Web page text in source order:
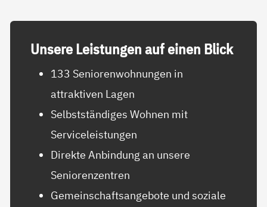
Un­se­re Leis­tun­gen auf ei­nen Blick
133 Seniorenwohnungen in
attraktiven Lagen
Selbstständiges Wohnen mit
Serviceleistungen
Direkte Anbindung an unsere
Seniorenzentren
Gemeinschaftsangebote und soziale